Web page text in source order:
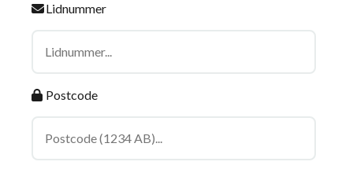
Lidnummer
Postcode